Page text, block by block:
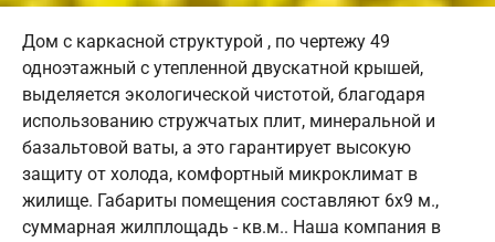
Дом с каркасной структурой , по чертежу 49
одноэтажный с утепленной двускатной крышей,
выделяется экологической чистотой, благодаря
использованию стружчатых плит, минеральной и
базальтовой ваты, а это гарантирует высокую
защиту от холода, комфортный микроклимат в
жилище. Габариты помещения составляют 6х9 м.,
суммарная жилплощадь - кв.м.. Наша компания в